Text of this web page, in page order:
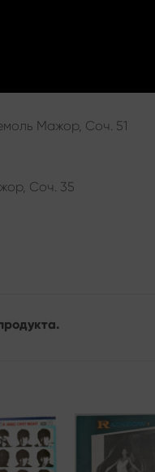
Мажор, Соч. 51
Соч. 35
Add to